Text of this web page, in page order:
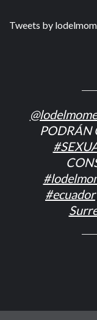
Tweets by
PODRÁN
#ecuador